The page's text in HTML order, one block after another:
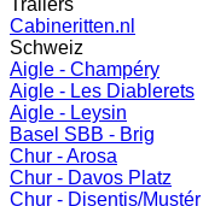
Trailers
Cabineritten.nl
Schweiz
Aigle - Champéry
Aigle - Les Diablerets
Aigle - Leysin
Basel SBB - Brig
Chur - Arosa
Chur - Davos Platz
Chur - Disentis/Mustér